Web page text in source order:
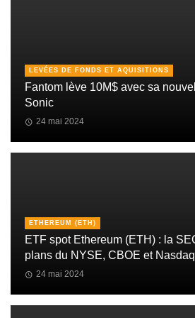
LEVÉES DE FONDS ET AQUISITIONS
Fantom lève 10M$ avec sa
Sonic
24 mai 2024
ETHEREUM (ETH)
ETF spot Ethereum (ETH) : la
plans du NYSE, CBOE et Nasdaq
24 mai 2024